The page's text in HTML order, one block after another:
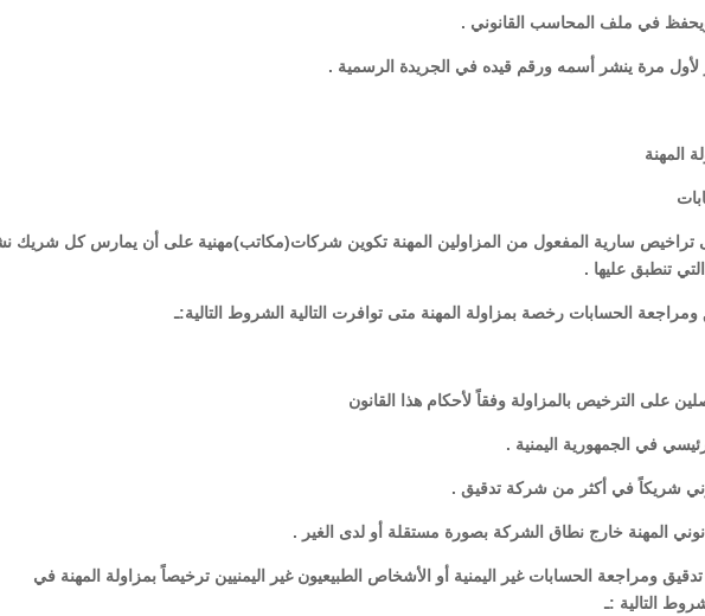
في ملف المحاسب القانوني .
لأول مرة ينشر أسمه ورقم قيده في الجريدة الرسمية .
المهنة
على تراخيص سارية المفعول من المزاولين المهنة تكوين شركات(مكاتب)مهنية على أن يمارس كل شريك
تنطبق عليها .
تدقيق ومراجعة الحسابات غير اليمنية أو الأشخاص الطبيعيون غير اليمنيين ترخيصاً بمزاولة المهنة في
التالية :ـ